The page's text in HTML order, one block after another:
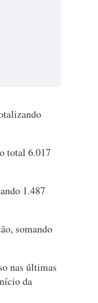
total 6.017
1.487
somando
nas últimas
da